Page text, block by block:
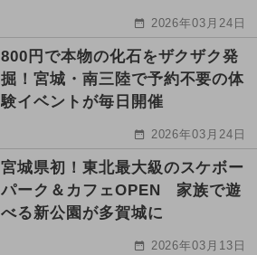
2026年03月24日
800円で本物の化石をザクザク発
掘！宮城・南三陸で予約不要の体
験イベントが毎日開催
2026年03月24日
宮城県初！東北最大級のスケボー
パーク＆カフェOPEN 家族で遊
べる新公園が多賀城に
2026年03月13日